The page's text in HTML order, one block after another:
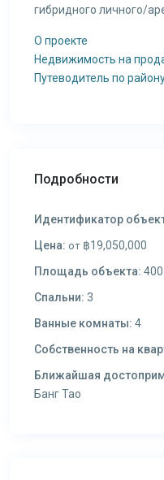
гибридного личного/
О проекте
Недвижимость на
Путеводитель по
Подробности
Идентификатор
Цена: от ฿19,050,000
Площадь объекта:
Спальни: 3
Ванные комнаты: 4
Собственность на
Ближайшая
Банг Тао